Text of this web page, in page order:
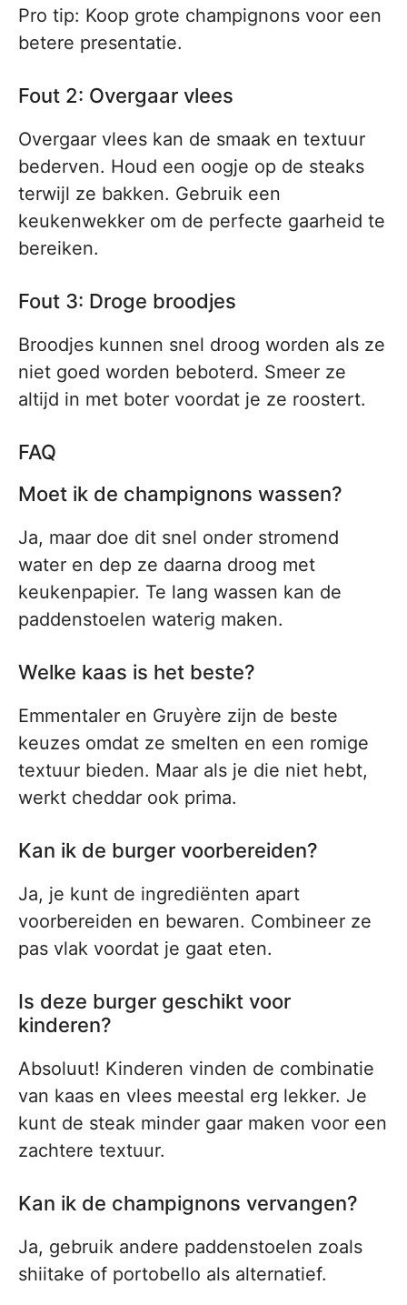
Pro tip: Koop grote champignons voor een
betere presentatie.
Fout 2: Overgaar vlees
Overgaar vlees kan de smaak en textuur
bederven. Houd een oogje op de steaks
terwijl ze bakken. Gebruik een
keukenwekker om de perfecte gaarheid te
bereiken.
Fout 3: Droge broodjes
Broodjes kunnen snel droog worden als ze
niet goed worden beboterd. Smeer ze
altijd in met boter voordat je ze roostert.
FAQ
Moet ik de champignons wassen?
Ja, maar doe dit snel onder stromend
water en dep ze daarna droog met
keukenpapier. Te lang wassen kan de
paddenstoelen waterig maken.
Welke kaas is het beste?
Emmentaler en Gruyère zijn de beste
keuzes omdat ze smelten en een romige
textuur bieden. Maar als je die niet hebt,
werkt cheddar ook prima.
Kan ik de burger voorbereiden?
Ja, je kunt de ingrediënten apart
voorbereiden en bewaren. Combineer ze
pas vlak voordat je gaat eten.
Is deze burger geschikt voor
kinderen?
Absoluut! Kinderen vinden de combinatie
van kaas en vlees meestal erg lekker. Je
kunt de steak minder gaar maken voor een
zachtere textuur.
Kan ik de champignons vervangen?
Ja, gebruik andere paddenstoelen zoals
shiitake of portobello als alternatief.